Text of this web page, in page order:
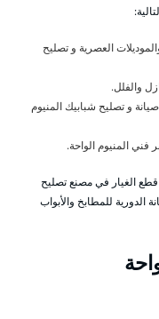
العصرية و تصليح
والفلل.
و تصليح شبابيك المنيوم
فني المنيوم الواحة.
الغيار في مصنع تصليح
الدورية للمطابخ والأبواب